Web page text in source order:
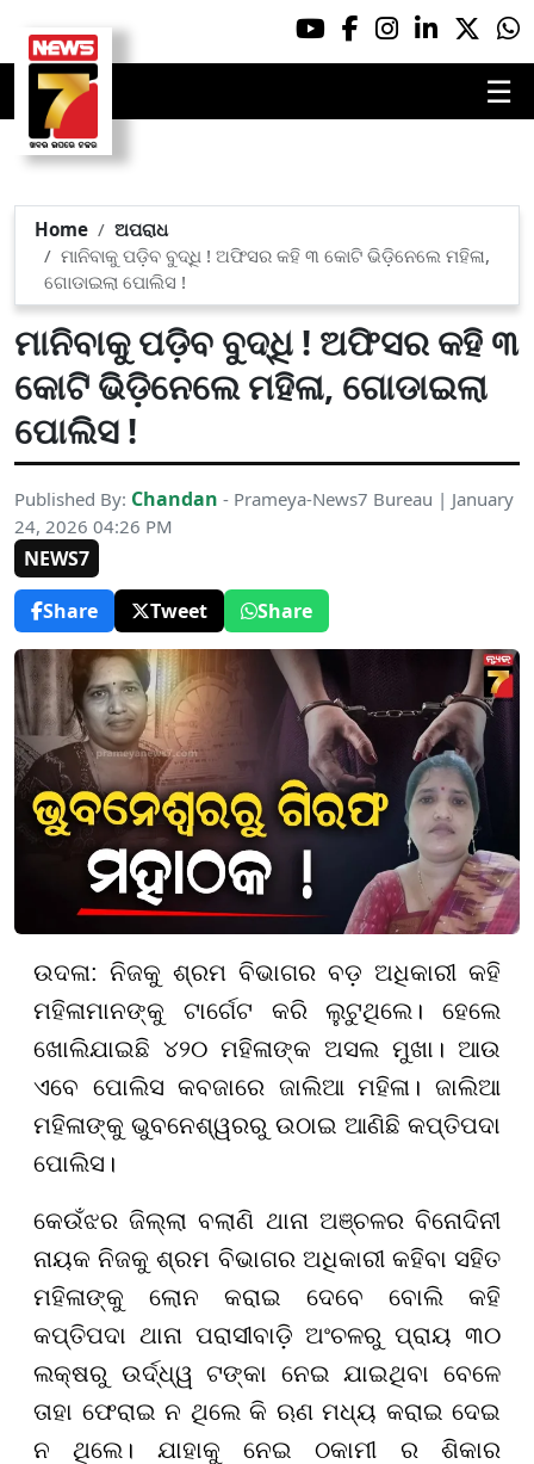
☰
Home
ଅପରାଧ
ମାନିବାକୁ ପଡ଼ିବ ବୁଦ୍ଧି ! ଅଫିସର କହି ୩ କୋଟି ଭିଡ଼ିନେଲେ ମହିଳା,
ଗୋଡାଇଲା ପୋଲିସ !
ମାନିବାକୁ ପଡ଼ିବ ବୁଦ୍ଧି ! ଅଫିସର କହି ୩
କୋଟି ଭିଡ଼ିନେଲେ ମହିଳା, ଗୋଡାଇଲା
ପୋଲିସ !
Published By: Chandan - Prameya-News7 Bureau | January
24, 2026 04:26 PM
NEWS7
Share
Tweet Share
ଉଦଳା: ନିଜକୁ ଶ୍ରମ ବିଭାଗର ବଡ଼ ଅଧିକାରୀ କହି
ମହିଳାମାନଙ୍କୁ ଟାର୍ଗେଟ କରି ଲୁଟୁଥିଲେ। ହେଲେ
ଖୋଲିଯାଇଛି ୪୨୦ ମହିଳାଙ୍କ ଅସଲ ମୁଖା। ଆଉ
ଏବେ ପୋଲିସ କବଜାରେ ଜାଲିଆ ମହିଳା। ଜାଲିଆ
ମହିଳାଙ୍କୁ ଭୁବନେଶ୍ୱରରୁ ଉଠାଇ ଆଣିଛି କପ୍ତିପଦା
ପୋଲିସ।
କେଉଁଝର ଜିଲ୍ଲା ବଲାଣି ଥାନା ଅଞ୍ଚଳର ବିନୋଦିନୀ
ନାୟକ ନିଜକୁ ଶ୍ରମ ବିଭାଗର ଅଧିକାରୀ କହିବା ସହିତ
ମହିଳାଙ୍କୁ ଲୋନ କରାଇ ଦେବେ ବୋଲି କହି
କପ୍ତିପଦା ଥାନା ପରାସୀବାଡ଼ି ଅଂଚଳରୁ ପ୍ରାୟ ୩୦
ଲକ୍ଷରୁ ଉର୍ଦ୍ଧ୍ୱ ଟଙ୍କା ନେଇ ଯାଇଥିବା ବେଳେ
ତାହା ଫେରାଇ ନ ଥିଲେ କି ଋଣ ମଧ୍ୟ କରାଇ ଦେଇ
ନ ଥିଲେ। ଯାହାକୁ ନେଇ ଠକାମୀ ର ଶିକାର